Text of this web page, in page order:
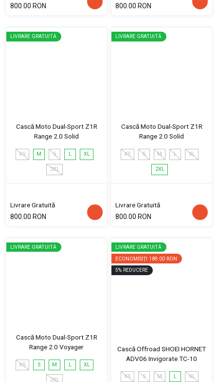
800.00 RON
800.00 RON
LIVRARE GRATUITĂ
Cască Moto Dual-Sport Z1R
Range 2.0 Solid
XS M S L XL
2XL
Livrare Gratuită
800.00 RON
LIVRARE GRATUITĂ
Cască Moto Dual-Sport Z1R
Range 2.0 Solid
XS S M L XL
2XL
Livrare Gratuită
800.00 RON
LIVRARE GRATUITĂ
Cască Moto Dual-Sport Z1R
Range 2.0 Voyager
XS S M L XL
2XL
LIVRARE GRATUITĂ
ECONOMISIȚI 189.00 RON
5% REDUCERE
Cască Offroad SHOEI HORNET
ADV06 Invigorate TC-10
XS S M L XL